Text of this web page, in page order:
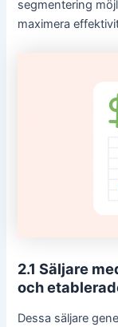
segmentering
maximera
2.1 Säljare
och
Dessa säljare